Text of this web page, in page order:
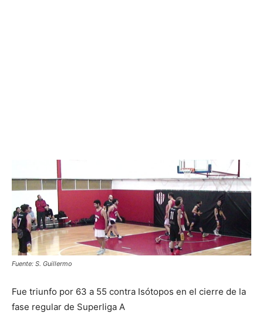
Fuente: S. Guillermo
Fue triunfo por 63 a 55 contra Isótopos en el cierre de la
fase regular de Superliga A